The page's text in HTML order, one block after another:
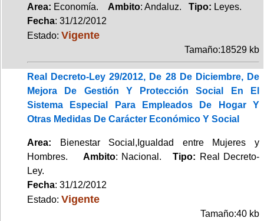
Area: Economía. Ambito: Andaluz. Tipo: Leyes.
Fecha: 31/12/2012
Estado: Vigente
Tamaño:18529 kb
Real Decreto-Ley 29/2012, De 28 De Diciembre, De
Mejora De Gestión Y Protección Social En El
Sistema Especial Para Empleados De Hogar Y
Otras Medidas De Carácter Económico Y Social
Area: Bienestar Social,Igualdad entre Mujeres y
Hombres. Ambito: Nacional.Tipo: Real Decreto-
Ley.
Fecha: 31/12/2012
Estado: Vigente
Tamaño:40 kb